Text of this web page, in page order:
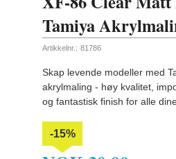
Tamiya
Artikkelnr.: 81786
Skap levende modeller med
akrylmaling - høy kvalitet,
og fantastisk finish for alle
-15%